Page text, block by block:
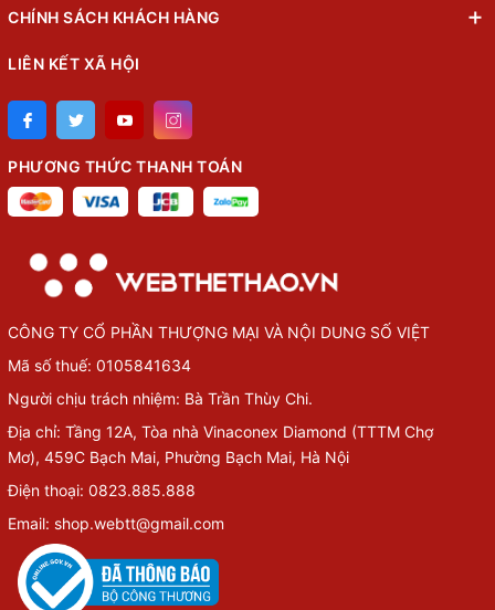
CHÍNH SÁCH KHÁCH HÀNG
LIÊN KẾT XÃ HỘI
PHƯƠNG THỨC THANH TOÁN
CÔNG TY CỔ PHẦN THƯỢNG MẠI VÀ NỘI DUNG SỐ VIỆT
Mã số thuế: 0105841634
Người chịu trách nhiệm: Bà Trần Thùy Chi.
Địa chỉ: Tầng 12A, Tòa nhà Vinaconex Diamond (TTTM Chợ
Mơ), 459C Bạch Mai, Phường Bạch Mai, Hà Nội
Điện thoại: 0823.885.888
Email: shop.webtt@gmail.com